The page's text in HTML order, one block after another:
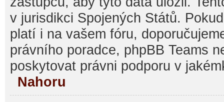
v jurisdikci Spojených Států.
platí i na vašem fóru,
právního poradce, phpBB Teams
poskytovat právni podporu v
Nahoru